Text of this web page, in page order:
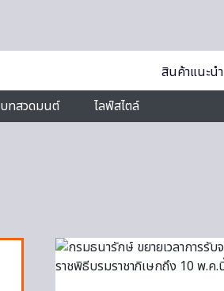
สินค้าแนะนำ
บทสวดมนต์ ไลฟ์สไตล์